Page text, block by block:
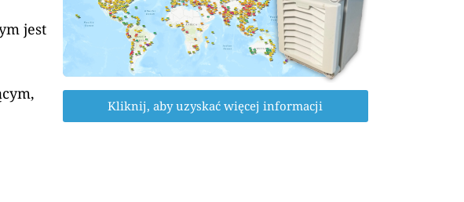
jest
Kliknij, aby uzyskać więcej informacji